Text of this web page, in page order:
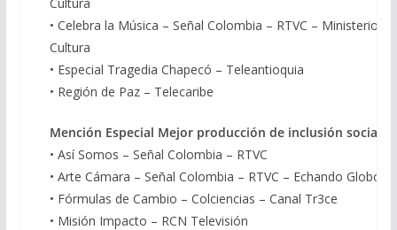
• Celebra la Música – Señal Colombia – RTVC – Ministerio de
Cultura
• Especial Tragedia Chapecó – Teleantioquia
• Región de Paz – Telecaribe
Mención Especial Mejor producción de inclusión social
• Así Somos – Señal Colombia – RTVC
• Arte Cámara – Señal Colombia – RTVC – Echando Globos
• Fórmulas de Cambio – Colciencias – Canal Tr3ce
• Misión Impacto – RCN Televisión